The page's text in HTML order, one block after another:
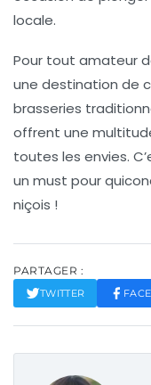
locale.
Pour tout amateur
une destination de
brasseries
offrent une
toutes les envies.
un must pour
niçois !
PARTAGER :
TWITTER